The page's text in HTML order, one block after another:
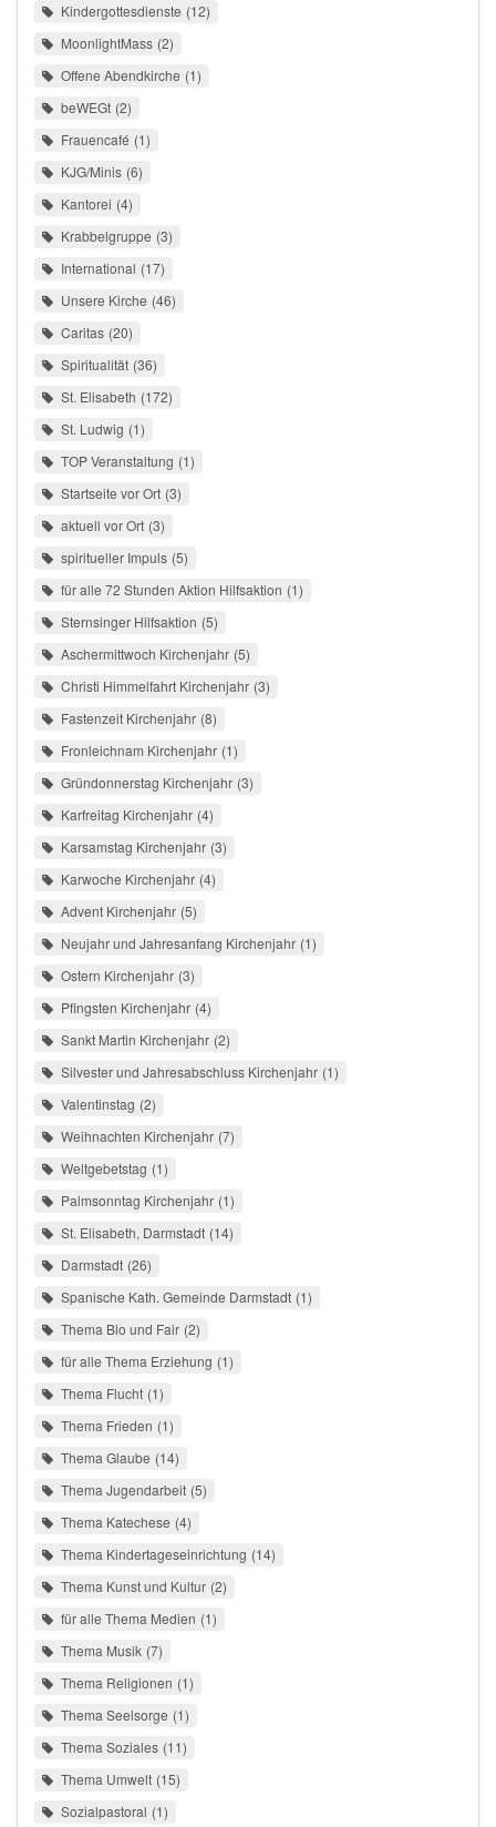
Kindergottesdienste 12
MoonlightMass 2
Offene Abendkirche 1
beWEGt 2
Frauencafé 1
KJG/Minis 6
Kantorei 4
Krabbelgruppe 3
International 17
Unsere Kirche 46
Caritas 20
Spiritualität 36
St. Elisabeth 172
St. Ludwig 1
TOP Veranstaltung 1
Startseite vor Ort 3
aktuell vor Ort 3
spiritueller Impuls 5
für alle 72 Stunden Aktion Hilfsaktion 1
Sternsinger Hilfsaktion 5
Aschermittwoch Kirchenjahr 5
Christi Himmelfahrt Kirchenjahr 3
Fastenzeit Kirchenjahr 8
Fronleichnam Kirchenjahr 1
Gründonnerstag Kirchenjahr 3
Karfreitag Kirchenjahr 4
Karsamstag Kirchenjahr 3
Karwoche Kirchenjahr 4
Advent Kirchenjahr 5
Neujahr und Jahresanfang Kirchenjahr 1
Ostern Kirchenjahr 3
Pfingsten Kirchenjahr 4
Sankt Martin Kirchenjahr 2
Silvester und Jahresabschluss Kirchenjahr 1
Valentinstag 2
Weihnachten Kirchenjahr 7
Weltgebetstag 1
Palmsonntag Kirchenjahr 1
St. Elisabeth, Darmstadt 14
Darmstadt 26
Spanische Kath. Gemeinde Darmstadt 1
Thema Bio und Fair 2
für alle Thema Erziehung 1
Thema Flucht 1
Thema Frieden 1
Thema Glaube 14
Thema Jugendarbeit 5
Thema Katechese 4
Thema Kindertageseinrichtung 14
Thema Kunst und Kultur 2
für alle Thema Medien 1
Thema Musik 7
Thema Religionen 1
Thema Seelsorge 1
Thema Soziales 11
Thema Umwelt 15
Sozialpastoral 1